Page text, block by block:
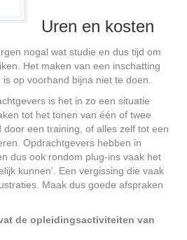
Uren en kosten
nogal wat studie en dus tijd om
Het maken van een inschatting
op voorhand bijna niet te doen.
is het in zo een situatie
tot het tonen van één of twee
een training, of alles zelf tot een
Opdrachtgevers hebben in
dus ook rondom plug-ins vaak het
kunnen’. Een vergissing die vaak
Maak dus goede afspraken
de opleidingsactiviteiten van